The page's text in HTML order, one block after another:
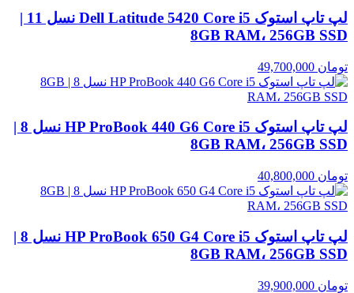
لپ تاپ استوک Dell Latitude 5420 Core i5 نسل 11 |
8GB RAM، 256GB SSD
تومان
لپ تاپ استوک HP ProBook 440 G6 Core i5 نسل 8 |
8GB RAM، 256GB SSD
تومان
لپ تاپ استوک HP ProBook 650 G4 Core i5 نسل 8 |
8GB RAM، 256GB SSD
تومان